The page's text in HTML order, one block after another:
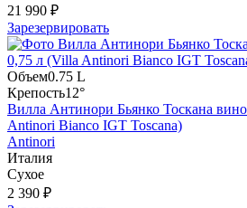
21 990 ₽
Зарезервировать
Объем0.75 L
Крепость12°
Вилла Антинори Бьянко Тоскана
Antinori Bianco IGT Toscana)
Antinori
Италия
Сухое
2 390 ₽